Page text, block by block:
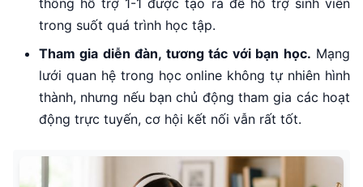
thống hỗ trợ 1-1 được tạo ra để hỗ trợ sinh viên
trong suốt quá trình học tập.
Tham gia diễn đàn, tương tác với bạn học. Mạng
lưới quan hệ trong học online không tự nhiên hình
thành, nhưng nếu bạn chủ động tham gia các hoạt
động trực tuyến, cơ hội kết nối vẫn rất tốt.